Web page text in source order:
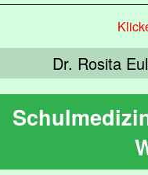
Dr. Rosita